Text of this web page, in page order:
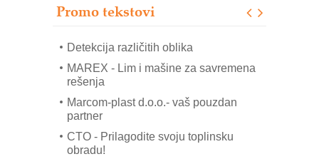
Promo tekstovi
ROSA i SCHUNK podižu proizvodnju
Detekcija različitih oblika
MAREX - Lim i mašine za savremena
rešenja
Marcom-plast d.o.o.- vaš pouzdan
partner
CTO - Prilagodite svoju toplinsku
obradu!